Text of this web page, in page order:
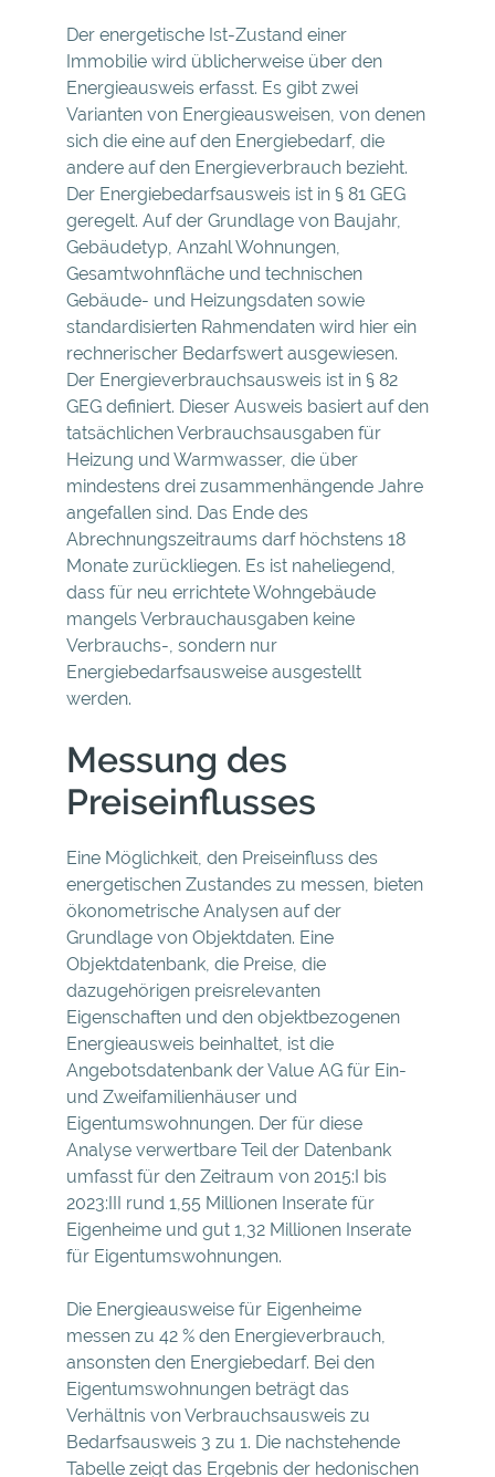
Der energetische Ist-Zustand einer
Immobilie wird üblicherweise über den
Energieausweis erfasst. Es gibt zwei
Varianten von Energieausweisen, von denen
sich die eine auf den Energiebedarf, die
andere auf den Energieverbrauch bezieht.
Der Energiebedarfsausweis ist in § 81 GEG
geregelt. Auf der Grundlage von Baujahr,
Gebäudetyp, Anzahl Wohnungen,
Gesamtwohnfläche und technischen
Gebäude- und Heizungsdaten sowie
standardisierten Rahmendaten wird hier ein
rechnerischer Bedarfswert ausgewiesen.
Der Energieverbrauchsausweis ist in § 82
GEG definiert. Dieser Ausweis basiert auf den
tatsächlichen Verbrauchsausgaben für
Heizung und Warmwasser, die über
mindestens drei zusammenhängende Jahre
angefallen sind. Das Ende des
Abrechnungszeitraums darf höchstens 18
Monate zurückliegen. Es ist naheliegend,
dass für neu errichtete Wohngebäude
mangels Verbrauchausgaben keine
Verbrauchs-, sondern nur
Energiebedarfsausweise ausgestellt
werden.
Messung des
Preiseinflusses
Eine Möglichkeit, den Preiseinfluss des
energetischen Zustandes zu messen, bieten
ökonometrische Analysen auf der
Grundlage von Objektdaten. Eine
Objektdatenbank, die Preise, die
dazugehörigen preisrelevanten
Eigenschaften und den objektbezogenen
Energieausweis beinhaltet, ist die
Angebotsdatenbank der Value AG für Ein-
und Zweifamilienhäuser und
Eigentumswohnungen. Der für diese
Analyse verwertbare Teil der Datenbank
umfasst für den Zeitraum von 2015:I bis
2023:III rund 1,55 Millionen Inserate für
Eigenheime und gut 1,32 Millionen Inserate
für Eigentumswohnungen.
Die Energieausweise für Eigenheime
messen zu 42 % den Energieverbrauch,
ansonsten den Energiebedarf. Bei den
Eigentumswohnungen beträgt das
Verhältnis von Verbrauchsausweis zu
Bedarfsausweis 3 zu 1. Die nachstehende
Tabelle zeigt das Ergebnis der hedonischen